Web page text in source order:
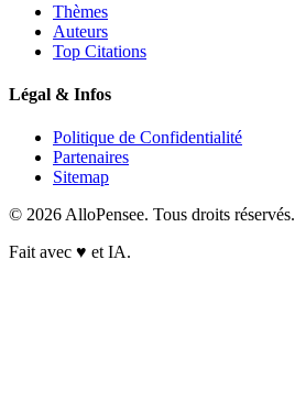
Thèmes
Auteurs
Top Citations
Légal & Infos
Politique de Confidentialité
Partenaires
Sitemap
© 2026 AlloPensee. Tous droits réservés.
Fait avec ♥ et IA.